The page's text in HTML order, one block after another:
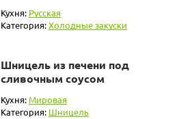
Кухня: Русская
Категория:Холодные закуски
Шницель из печени под
сливочным соусом
Кухня: Мировая
Категория: Шницель